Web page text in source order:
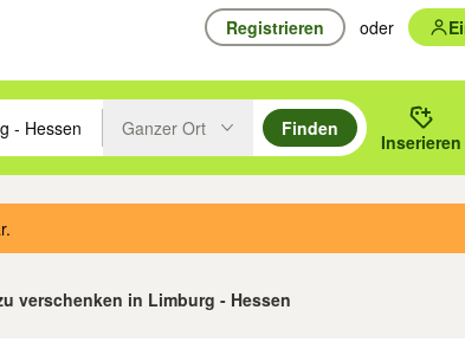
Registrieren oder
Pfeiltasten nach oben/unten durchsuchen und mit
eingeben. Eingabetaste drücken um zu suchen, oder
Ganzer Ort
Finden
Inserieren
verschenken in Limburg - Hessen